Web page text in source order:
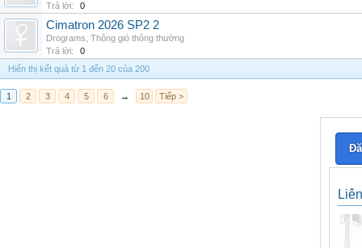
Trả lời:
0
Cimatron 2026 SP2 2
Drograms Thông gió thông thường
Trả lời:
0
Hiển thị kết quả từ 1 đến 20 của 200
1 2 3 4 5 6 → 10 Tiếp >